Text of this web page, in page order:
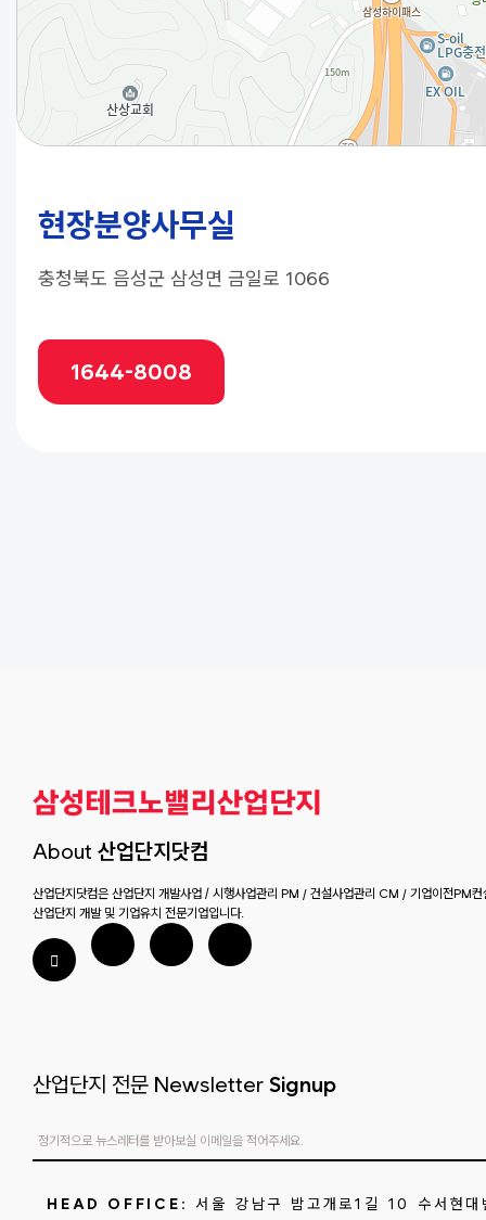
현장분양사무실
충청북도 음성군 삼성면 금일로 1066
1644-8008
About 산업단지닷컴
산업단지닷컴은 산업단지 개발사업 / 시행사업관리 PM / 건설사업관리 CM / 기업이전PM
산업단지 개발 및 기업유치 전문기업입니다.
산업단지 전문 Newsletter Signup
HEAD OFFICE: 서울 강남구 밤고개로1길 10 수서현